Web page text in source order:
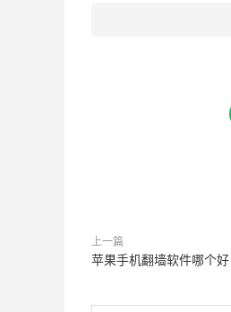
上一篇
苹果手机翻墙软件哪个好